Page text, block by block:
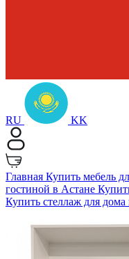
RU KK
Главная Купить мебель
гостиной в Астане
Купить стеллаж для дома